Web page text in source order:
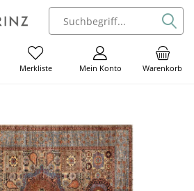
Warenkorb
Mein Konto
Merkliste